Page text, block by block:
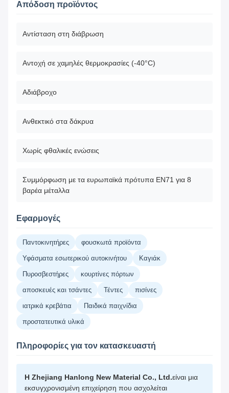
Απόδοση προϊόντος
Αντίσταση στη διάβρωση
Αντοχή σε χαμηλές θερμοκρασίες (-40°C)
Αδιάβροχο
Ανθεκτικό στα δάκρυα
Χωρίς φθαλικές ενώσεις
Συμμόρφωση με τα ευρωπαϊκά πρότυπα EN71 για 8
βαρέα μέταλλα
Εφαρμογές
Παντοκινητήρες φουσκωτά προϊόντα
Υφάσματα εσωτερικού αυτοκινήτου Καγιάκ
Πυροσβεστήρες κουρτίνες πόρτων
αποσκευές και τσάντες Τέντες πισίνες
ιατρικά κρεβάτια Παιδικά παιχνίδια
προστατευτικά υλικά
Πληροφορίες για τον κατασκευαστή
Η Zhejiang Hanlong New Material Co., Ltd.είναι μια
εκσυγχρονισμένη επιχείρηση που ασχολείται